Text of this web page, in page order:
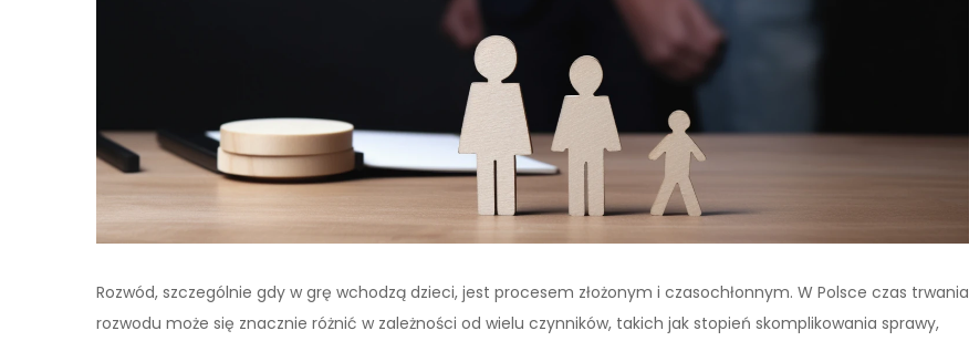
Rozwód, szczególnie gdy w grę wchodzą dzieci, jest procesem złożonym i czasochłonnym. W Polsce czas trwania
rozwodu może się znacznie różnić w zależności od wielu czynników, takich jak stopień skomplikowania sprawy,